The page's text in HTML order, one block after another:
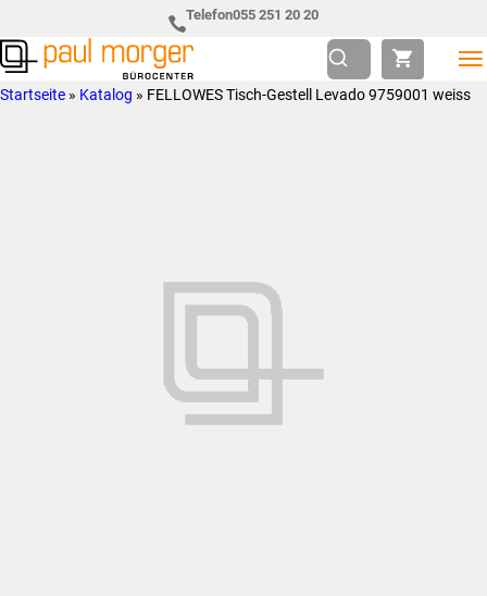
Hauptnavigation
springen
to
main
Telefon055 251 20 20
Paul
so
Startseite » Katalog » FELLOWES Tisch-Gestell Levado 9759001 weiss